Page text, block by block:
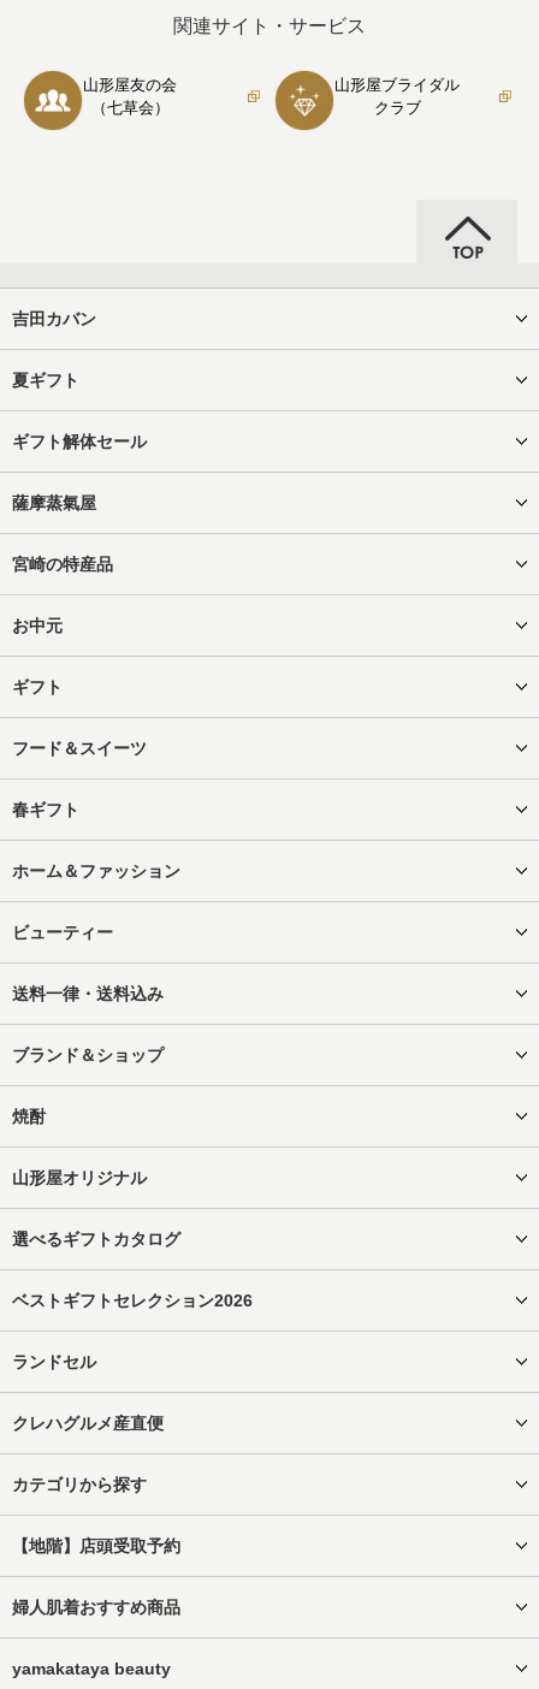
関連サイト・サービス
山形屋友の会
（七草会）
山形屋ブライダル
クラブ
吉田カバン
夏ギフト
ギフト解体セール
薩摩蒸氣屋
宮崎の特産品
お中元
ギフト
フード＆スイーツ
春ギフト
ホーム＆ファッション
ビューティー
送料一律・送料込み
ブランド＆ショップ
焼酎
山形屋オリジナル
選べるギフトカタログ
ベストギフトセレクション2026
ランドセル
クレハグルメ産直便
カテゴリから探す
【地階】店頭受取予約
婦人肌着おすすめ商品
yamakataya beauty